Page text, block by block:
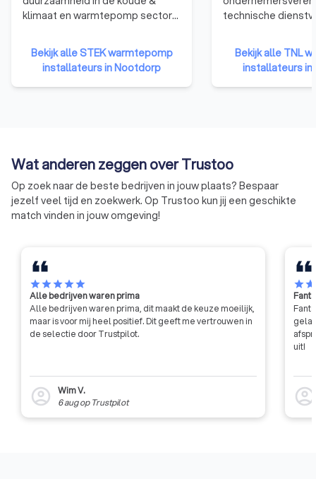
juiste warmtepomp installateur voor jouw project. We
ervaring hebben met het installeren van warmtepompen. Zo
kun je erop vertrouwen dat je warmtepomp installatie
vakkundig en efficiënt wordt uitgevoerd. Vergelijk vier
offertes via Trustoo en vind de warmtepompspecialist die bij
klimaat en warmtepomp sector
1992 maken wij ons sterk om
(in)directe emissies in de
koudetechniek terug te dringen.
Wij zijn er voor alle partijen die in
eigenaren / beheerders van
koelinstallaties en de overheid.
Ons werk kent drie pijlers:
bedrijfscertificaten
persoonscertificering
Bekijk alle STEK warmtepomp
installateurs in Nootdorp
technische
technische
werken continu
verbeteren van
onze leden te
Bekijk alle TNL
installateurs
Wat anderen zeggen over Trustoo
Op zoek naar de beste bedrijven in jouw plaats? Bespaar
jezelf veel tijd en zoekwerk. Op Trustoo kun jij een geschikte
match vinden in jouw omgeving!
starstarstarstarstar
Alle bedrijven waren prima
Alle bedrijven waren prima, dit maakt de keuze moeilijk,
maar is voor mij heel positief. Dit geeft me vertrouwen in
de selectie door Trustpilot.
account_circle
Wim V.
6 augop Trustpilot
starstar
uit!
account_circle